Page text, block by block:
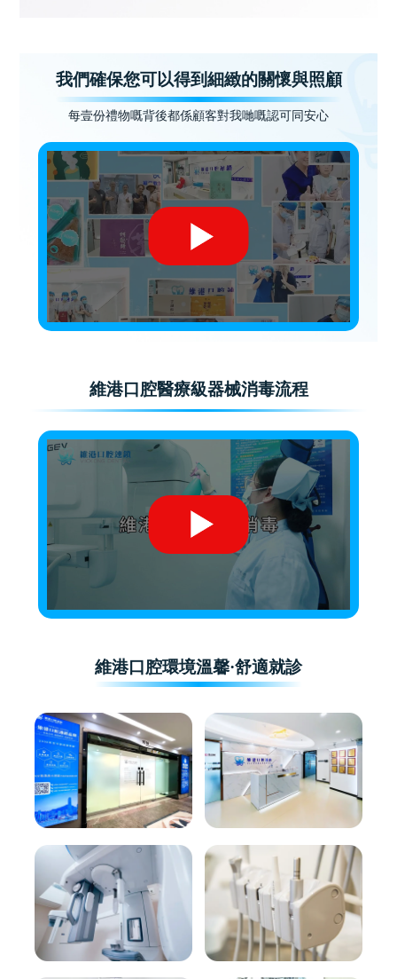
我們確保您可以得到細緻的關懷與照顧
每壹份禮物嘅背後都係顧客對我哋嘅認可同安心
維港口腔醫療級器械消毒流程
維港口腔環境溫馨·舒適就診